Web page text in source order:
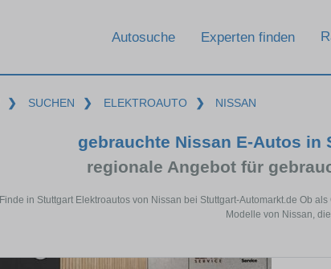
Autosuche Experten finden
❯ SUCHEN ❯ ELEKTROAUTO ❯ NISSAN
gebrauchte Nissan E-Autos
regionale Angebot für
Finde in Stuttgart Elektroautos von Nissan bei Stuttgart-Automarkt.de Ob
Modelle von Nissan,